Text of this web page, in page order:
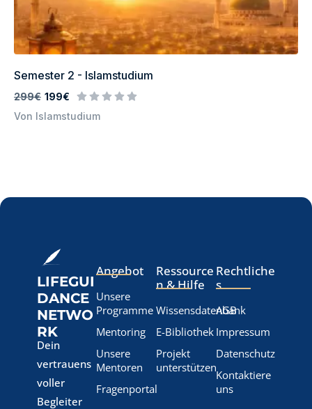
Semester 2 - Islamstudium
299€ 199€
Von Islamstudium
LIFEGUI
DANCE
NETWO
RK
Dein
vertrauens
voller
Begleiter
Angebot
Unsere
Programme
Mentoring
Unsere
Mentoren
Fragenportal
Ressource
n & Hilfe
Wissensdatenbank
E-Bibliothek
Projekt
unterstützen
Rechtliche
s
AGB
Impressum
Datenschutz
Kontaktiere
uns